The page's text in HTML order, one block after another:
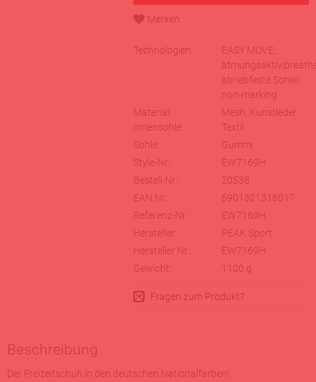
Technologien:
EASY MOVE,
abriebfeste Sohle|
non-marking
Material:
Mesh, Kunstleder
Innensohle:
Textil
Sohle:
Gummi
Style-Nr.:
EW7169H
Bestell-Nr.:
20538
EAN Nr.:
6901321318017
Referenz-Nr.:
EW7169H
Hersteller:
PEAK Sport
Hersteller Nr.:
EW7169H
Gewicht:
1100 g
Fragen zum Produkt?
Beschreibung
Der Freizeitschuh in den deutschen Nationalfarben!